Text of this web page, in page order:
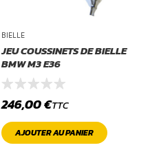
BIELLE
JEU COUSSINETS DE BIELLE
BMW M3 E36
246,00€TTC
AJOUTER AU PANIER